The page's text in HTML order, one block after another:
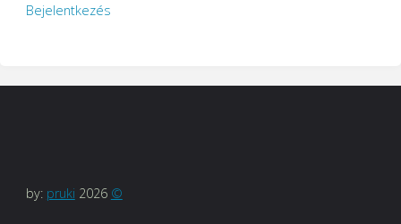
Bejelentkezés
by: pruki 2026 ©